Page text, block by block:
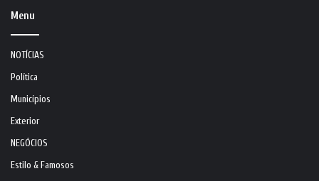
Menu
NOTÍCIAS
Política
Municípios
Exterior
NEGÓCIOS
Estilo & Famosos